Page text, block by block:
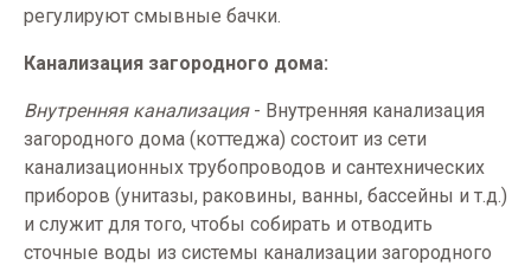
регулируют смывные бачки.
Канализация загородного дома:
Внутренняя канализация- Внутренняя канализация
загородного дома (коттеджа) состоит из сети
канализационных трубопроводов и сантехнических
приборов (унитазы, раковины, ванны, бассейны и т.д.)
и служит для того, чтобы собирать и отводить
сточные воды из системы канализации загородного